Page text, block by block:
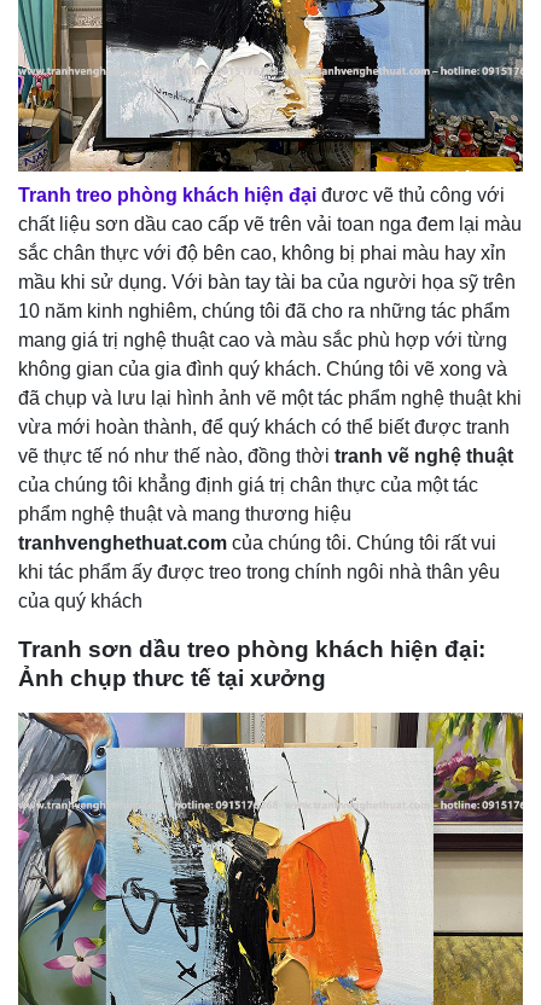
Tranh treo phòng khách hiện đại đươc vẽ thủ công với
chất liệu sơn dầu cao cấp vẽ trên vải toan nga đem lại màu
sắc chân thực với độ bên cao, không bị phai màu hay xỉn
mầu khi sử dụng. Với bàn tay tài ba của người họa sỹ trên
10 năm kinh nghiêm, chúng tôi đã cho ra những tác phẩm
mang giá trị nghệ thuật cao và màu sắc phù hợp với từng
không gian của gia đình quý khách. Chúng tôi vẽ xong và
đã chụp và lưu lại hình ảnh vẽ một tác phẩm nghệ thuật khi
vừa mới hoàn thành, để quý khách có thể biết được tranh
vẽ thực tế nó như thế nào, đồng thời tranh vẽ nghệ thuật
của chúng tôi khẳng định giá trị chân thực của một tác
phẩm nghệ thuật và mang thương hiệu
tranhvenghethuat.com của chúng tôi. Chúng tôi rất vui
khi tác phẩm ấy được treo trong chính ngôi nhà thân yêu
của quý khách
Tranh sơn dầu treo phòng khách hiện đại:
Ảnh chụp thưc tế tại xưởng